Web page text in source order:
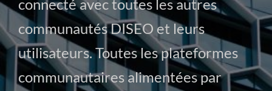
connecté avec toutes les autres
communautés DISEO et leurs
utilisateurs. Toutes les plateformes
communautaires alimentées par